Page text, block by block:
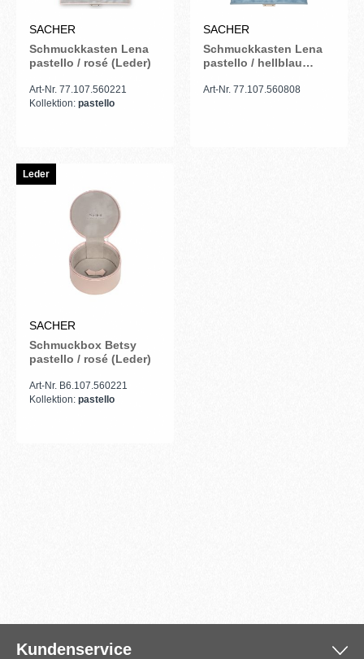
SACHER
Schmuckkasten Lena
pastello / rosé (Leder)
Art-Nr. 77.107.560221
Kollektion: pastello
SACHER
Schmuckkasten Lena
pastello / hellblau
Art-Nr. 77.107.560808
Leder
SACHER
Schmuckbox Betsy
pastello / rosé (Leder)
Art-Nr. B6.107.560221
Kollektion: pastello
Kundenservice